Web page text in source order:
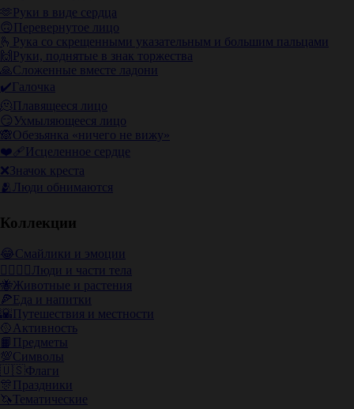
🫶Руки в виде сердца
🙃 Перевернутое лицо
🫰 Рука со скрещенными указательным и большим пальцами
🙌 Руки, поднятые в знак торжества
🙏Сложенные вместе ладони
✔️Галочка
🫠Плавящееся лицо
😏 Ухмыляющееся лицо
🙈Обезьянка «ничего не вижу»
❤️‍🩹 Исцеленное сердце
❌Значок креста
🫂 Люди обнимаются
Коллекции
😂Смайлики и эмоции
👩‍❤️‍💋‍👨 Люди и части тела
🐝Животные и растения
🍕Еда и напитки
🌇Путешествия и местности
🥎 Активность
📙 Предметы
💯Символы
🇺🇸Флаги
🎊 Праздники
🦄 Тематические